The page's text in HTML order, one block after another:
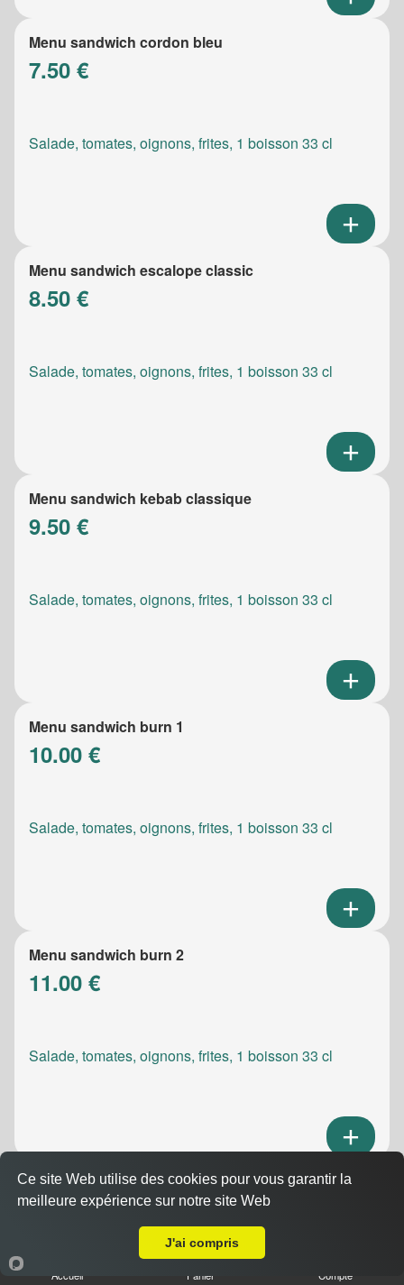
Menu sandwich cordon bleu
7.50 €
Salade, tomates, oignons, frites, 1 boisson 33 cl
Menu sandwich escalope classic
8.50 €
Salade, tomates, oignons, frites, 1 boisson 33 cl
Menu sandwich kebab classique
9.50 €
Salade, tomates, oignons, frites, 1 boisson 33 cl
Menu sandwich burn 1
10.00 €
Salade, tomates, oignons, frites, 1 boisson 33 cl
Menu sandwich burn 2
11.00 €
Salade, tomates, oignons, frites, 1 boisson 33 cl
Menu sandwich meatic
10.50 €
Accueil Panier Compte
Ce site Web utilise des cookies pour vous garantir la
meilleure expérience sur notre site Web
J'ai compris